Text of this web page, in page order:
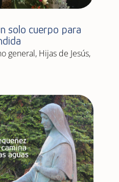
solo cuerpo para
general, Hijas de Jesús,